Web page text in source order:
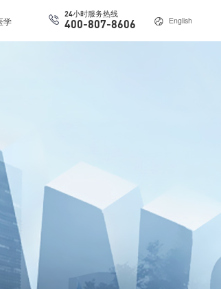
English
24小时服务热线
400-807-8606
学